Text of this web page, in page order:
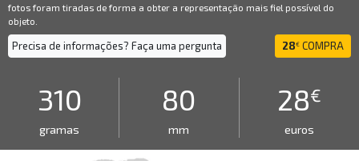
fotos foram tiradas de forma a obter a representação mais fiel possível do
objeto.
Precisa de informações? Faça uma pergunta 28€ COMPRA
310
gramas
80
mm
28€
euros